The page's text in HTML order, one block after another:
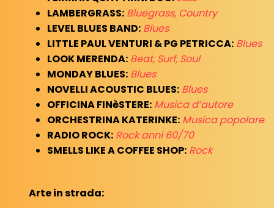
LAMBERGRASS: Bluegrass, Country
LEVEL BLUES BAND: Blues
LITTLE PAUL VENTURI & PG PETRICCA: Blues
LOOK MERENDA: Beat, Surf, Soul
MONDAY BLUES: Blues
NOVELLI ACOUSTIC BLUES: Blues
OFFICINA FINèSTERE: Musica d’autore
ORCHESTRINA KATERINKE: Musica popolare
RADIO ROCK: Rock anni 60/70
SMELLS LIKE A COFFEE SHOP: Rock
Arte in strada: